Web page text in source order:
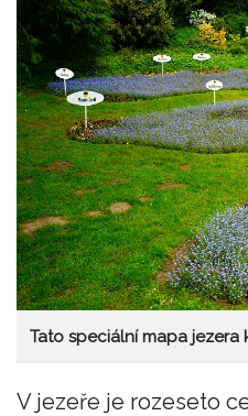
Tato speciální mapa jezera
V jezeře je rozeseto